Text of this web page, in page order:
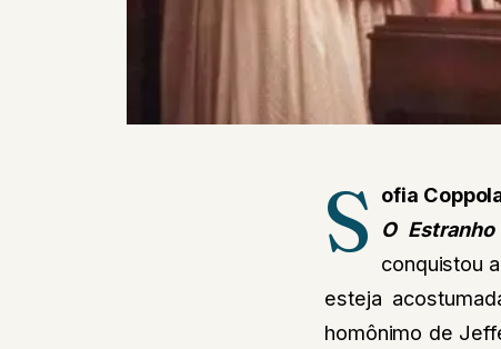
S ofia
O
conquistou
esteja
homônimo de